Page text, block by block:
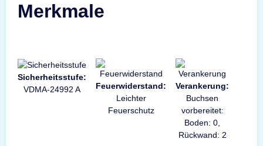
Merkmale
Sicherheitsstufe:
VDMA-24992 A
Feuerwiderstand:
Leichter
Feuerschutz
Verankerung:
Buchsen
vorbereitet:
Boden: 0,
Rückwand: 2